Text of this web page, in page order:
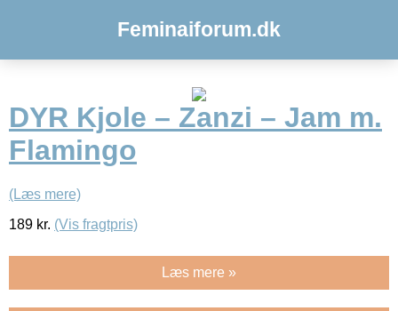
Feminaiforum.dk
DYR Kjole – Zanzi – Jam m.
Flamingo
(Læs mere)
189 kr. (Vis fragtpris)
Læs mere »